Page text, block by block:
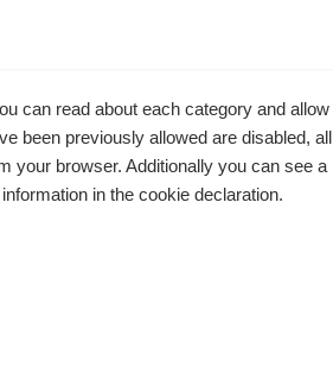
can read about each category and allow
been previously allowed are disabled, all
your browser. Additionally you can see a
in the cookie declaration.